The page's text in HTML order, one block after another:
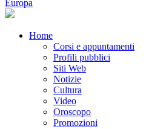
Home
Corsi e appuntamenti
Profili pubblici
Siti Web
Notizie
Cultura
Video
Oroscopo
Promozioni